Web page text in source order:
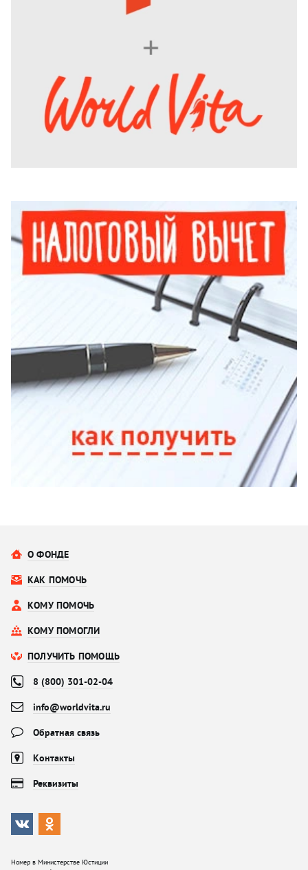
О ФОНДЕ
КАК ПОМОЧЬ
КОМУ ПОМОЧЬ
КОМУ ПОМОГЛИ
ПОЛУЧИТЬ ПОМОЩЬ
8 (800) 301-02-04
info@worldvita.ru
Обратная связь
Контакты
Реквизиты
Номер в Министерстве Юстиции